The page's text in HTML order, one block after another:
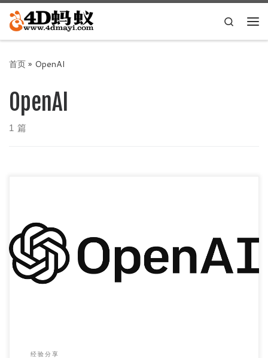
Skip to content
Search
首页» OpenAI
OpenAI
1 篇
Free ChatGPT Site List 这儿为你准备了众多免费好用的
ChatGPT镜像站点 ⭐:使用稳定，不受限，推荐 ?: […]
经验分享